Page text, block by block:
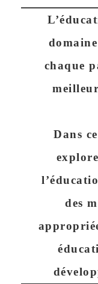
chaque
Dans
des